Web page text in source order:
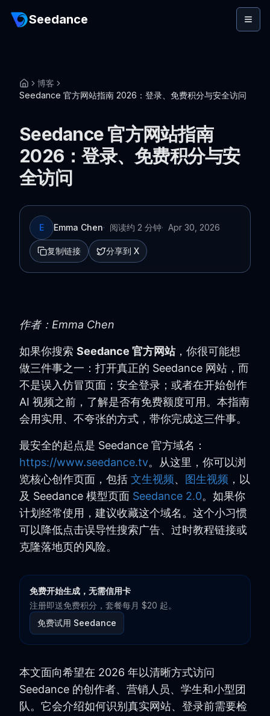
Seedance
博客
Seedance 官方网站指南 2026：登录、免费积分与安全访问
Seedance 官方网站指南
2026：登录、免费积分与安
全访问
E Emma Chen· 阅读约 2 分钟· Apr 30, 2026
复制链接 分享到 X
作者：Emma Chen
如果你搜索 Seedance 官方网站，你很可能想
做三件事之一：打开真正的 Seedance 网站，而
不是误入仿冒页面；安全登录；或者在开始创作
AI 视频之前，了解是否有免费额度可用。本指南
会用实用、不夸张的方式，带你完成这三件事。
最安全的起点是 Seedance 官方域名：
https://www.seedance.tv。从这里，你可以浏
览核心创作页面，包括 文生视频、 图生视频 ，以
及 Seedance 模型页面 Seedance 2.0。如果你
计划经常使用，建议收藏这个域名。这个小习惯
可以降低点击误导性搜索广告、过时教程链接或
克隆落地页的风险。
免费开始生成，无需信用卡
注册即送免费积分，套餐每月 $20 起。
免费试用 Seedance
本文面向希望在 2026 年以清晰方式访问
Seedance 的创作者、营销人员、学生和小型团
队。它会介绍如何识别真实网站、登录前需要检